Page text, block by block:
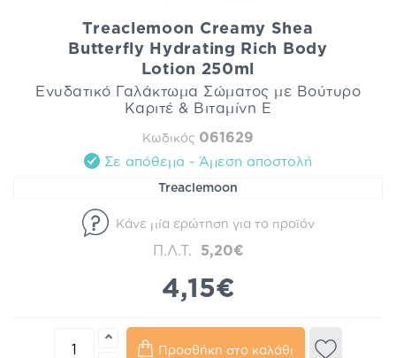
Treaclemoon Creamy Shea
Butterfly Hydrating Rich Body
Lotion 250ml
Ενυδατικό Γαλάκτωμα Σώματος με Βούτυρο
Καριτέ & Βιταμίνη Ε
Κωδικός 061629
Σε απόθεμα - Άμεση αποστολή
Treaclemoon
Κάνε μία ερώτηση για το προϊόν
Π.Λ.Τ. 5,20€
4,15€
Προσθήκη στο καλάθι